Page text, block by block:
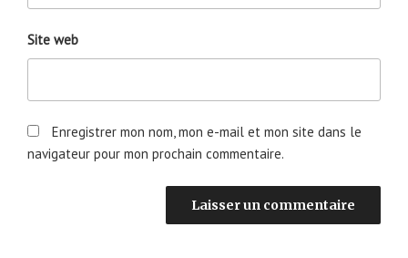
Site web
Enregistrer mon nom, mon e-mail et mon site dans le
navigateur pour mon prochain commentaire.